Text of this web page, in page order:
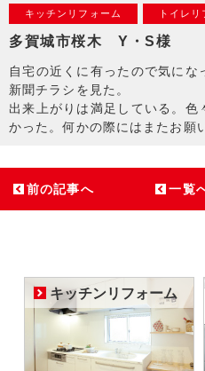
キッチンリフォーム トイレ
多賀城市桜木 Y・S様
自宅の近くに有ったので気にな
新聞チラシを見た。
出来上がりは満足している。色
かった。何かの際にはまたお願
前の記事へ 一覧
キッチンリフォーム